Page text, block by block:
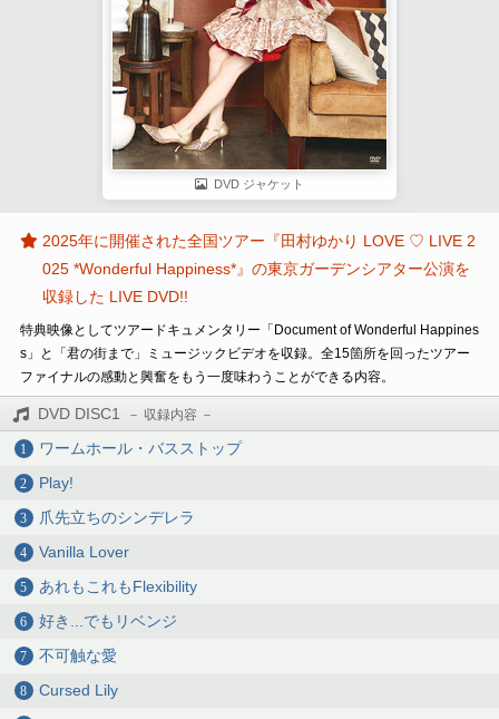
DVD ジャケット
2025年に開催された全国ツアー『田村ゆかり LOVE ♡ LIVE 2
025 *Wonderful Happiness*』の東京ガーデンシアター公演を
収録した LIVE DVD!!
特典映像としてツアードキュメンタリー「Document of Wonderful Happines
s」と「君の街まで」ミュージックビデオを収録。全15箇所を回ったツアー
ファイナルの感動と興奮をもう一度味わうことができる内容。
DVD DISC1
ワームホール・バスストップ
Play!
爪先立ちのシンデレラ
Vanilla Lover
あれもこれもFlexibility
好き...でもリベンジ
不可触な愛
Cursed Lily